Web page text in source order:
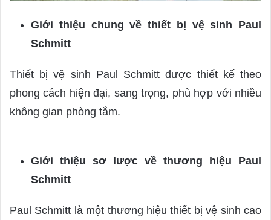
Giới thiệu chung về thiết bị vệ sinh Paul
Schmitt
Thiết bị vệ sinh Paul Schmitt được thiết kế theo
phong cách hiện đại, sang trọng, phù hợp với nhiều
không gian phòng tắm.
Giới thiệu sơ lược về thương hiệu Paul
Schmitt
Paul Schmitt là một thương hiệu thiết bị vệ sinh cao